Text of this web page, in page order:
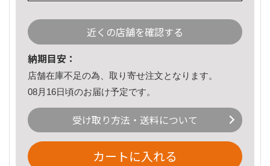
近くの店舗を確認する
納期目安：
店舗在庫不足の為、取り寄せ注文となります。
08月16日頃のお届け予定です。
受け取り方法・送料について
カートに入れる